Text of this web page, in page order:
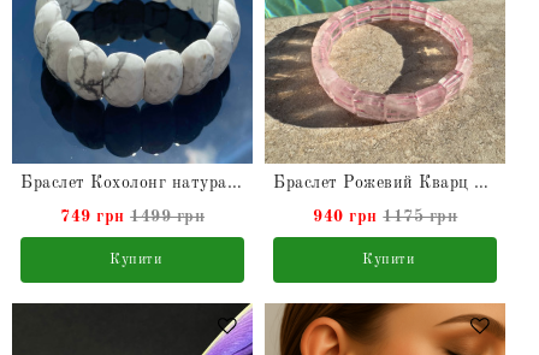
Браслет Кохолонг натуральний
749 грн 1499 грн
Купити
Браслет Рожевий Кварц натуральний
940 грн 1175 грн
Купити